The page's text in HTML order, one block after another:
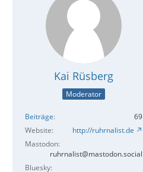
Kai Rüsberg
Moderator
Beiträge
69
Website
http://ruhrnalist.de
Mastodon
ruhrnalist@mastodon.social
Bluesky